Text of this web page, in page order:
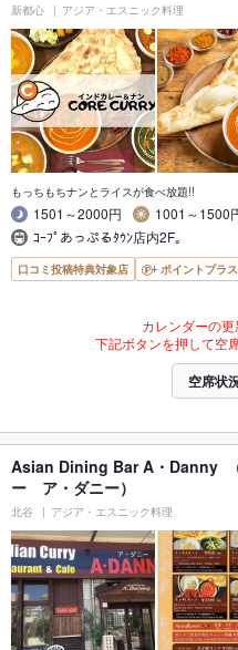
新都心 アジア・エスニック料理
もっちもちナンとライスが食べ放題!!
1501～2000円
1001～1500
ｺｰﾌﾟあっぷるﾀｳﾝ店内2F｡
口コミ投稿特典対象店 ポイントプラ
カレンダーの更
下記ボタンを押して空
空席状
Asian Dining Bar A・Danny
ー ア・ダニー）
北谷 アジア・エスニック料理